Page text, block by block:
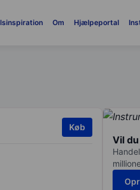
Om Hjælpeportal
Køb
Vil